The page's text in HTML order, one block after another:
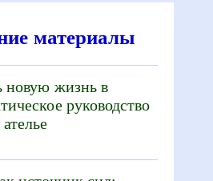
материалы
новую жизнь в
руководство